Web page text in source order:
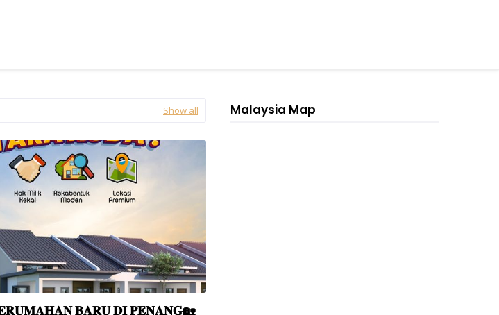
Show all
𝐁𝐀𝐑𝐔 𝐃𝐈 𝐏𝐄𝐍𝐀𝐍𝐆🏡
Malaysia Map